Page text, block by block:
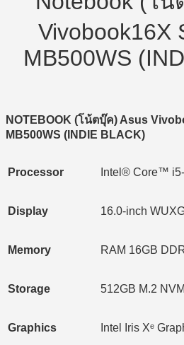
Vivobook16X
MB500WS
NOTEBOOK (โน้ตบุ๊ค) Asus
MB500WS (INDIE BLACK)
Processor Intel® Core™
Display 16.0-inch
Memory RAM 16GB
Storage 512GB M.2
Graphics Intel Iris Xᵉ